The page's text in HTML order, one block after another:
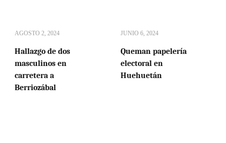
AGOSTO 2, 2024
Hallazgo de dos
masculinos en
carretera a
Berriozábal
JUNIO 6, 2024
Queman papelería
electoral en
Huehuetán